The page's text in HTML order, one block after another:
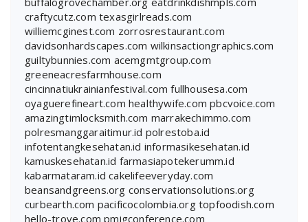
craftycutz.com texasgirlreads.com
williemcginest.com zorrosrestaurant.com
davidsonhardscapes.com wilkinsactiongraphics.com
guiltybunnies.com acemgmtgroup.com
greeneacresfarmhouse.com
cincinnatiukrainianfestival.com fullhousesa.com
oyaguerefineart.com healthywife.com pbcvoice.com
amazingtimlocksmith.com marrakechimmo.com
polresmanggaraitimur.id polrestoba.id
infotentangkesehatan.id informasikesehatan.id
kamuskesehatan.id farmasiapotekerumm.id
kabarmataram.id cakelifeeveryday.com
beansandgreens.org conservationsolutions.org
curbearth.com pacificocolombia.org topfoodish.com
hello-trove.com pmigconference.com